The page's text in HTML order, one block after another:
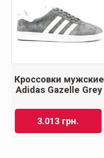
Кроссовки мужские
Adidas Gazelle Grey
3.013 грн.